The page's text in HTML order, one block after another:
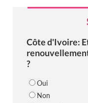
Côte d'Ivoire:
?
Oui
Non